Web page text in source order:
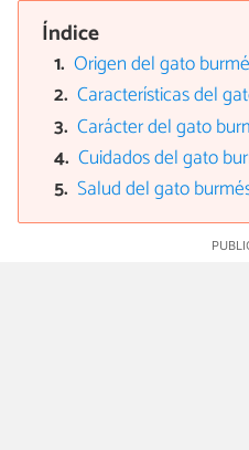
Índice
Origen del gato
Características del
Carácter del gato
Cuidados del gato
Salud del gato